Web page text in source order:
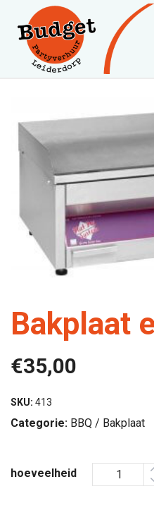
Bakplaat
€35,00
SKU: 413
Categorie: BBQ / Bakplaat
hoeveelheid